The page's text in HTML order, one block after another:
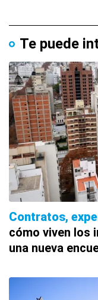
Te puede
Contratos,
cómo viven los
una nueva